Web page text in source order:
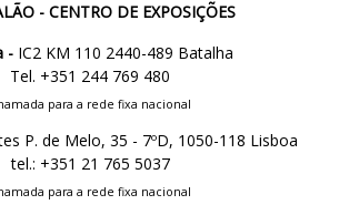
- CENTRO DE EXPOSIÇÕES
-IC2 KM 110 2440-489 Batalha
Tel. +351 244 769 480
para a rede fixa nacional
P. de Melo, 35 - 7ºD, 1050-118 Lisboa
tel.: +351 21 765 5037
para a rede fixa nacional